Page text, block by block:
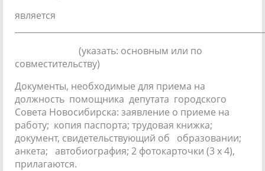
является
(указать: основным или по
совместительству)
Документы, необходимые для приема на
должность помощника депутата городского
Совета Новосибирска: заявление о приеме на
работу; копия паспорта; трудовая книжка;
документ, свидетельствующий об образовании;
анкета; автобиография; 2 фотокарточки (3 х 4),
прилагаются.